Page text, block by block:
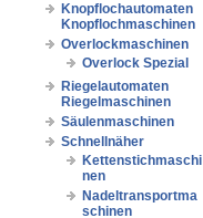
Knopflochautomaten
Knopflochmaschinen
Overlockmaschinen
Overlock Spezial
Riegelautomaten
Riegelmaschinen
Säulenmaschinen
Schnellnäher
Kettenstichmaschi
nen
Nadeltransportma
schinen